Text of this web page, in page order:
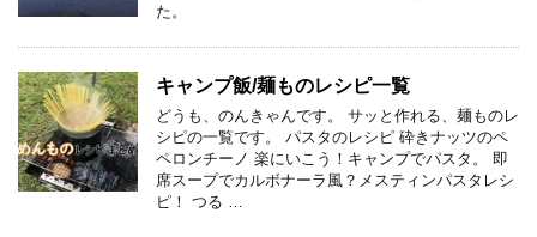
た。
キャンプ飯/麺ものレシピ一覧
どうも、のんきゃんです。 サッと作れる、麺ものレ
シピの一覧です。 パスタのレシピ 砕きナッツのペ
ペロンチーノ 楽にいこう！キャンプでパスタ。 即
席スープでカルボナーラ風？メスティンパスタレシ
ピ！ つる …